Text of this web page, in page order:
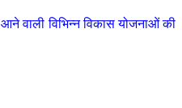
वाली विभिन्न विकास योजनाओं की